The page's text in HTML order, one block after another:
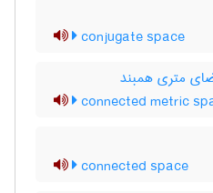
conjugate space
متری همبند
connected metric
connected space